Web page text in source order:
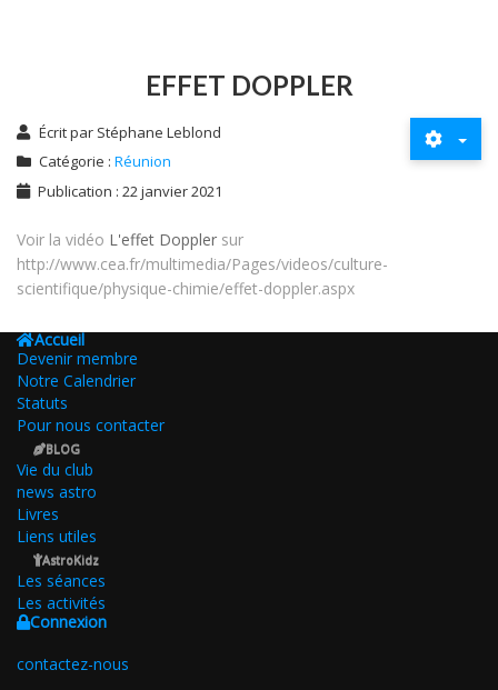
EFFET DOPPLER
Écrit par Stéphane Leblond
Catégorie : Réunion
Publication : 22 janvier 2021
Voir la vidéo L'effet Doppler sur
http://www.cea.fr/multimedia/Pages/videos/culture-
scientifique/physique-chimie/effet-doppler.aspx
Accueil
Devenir membre
Notre Calendrier
Statuts
Pour nous contacter
BLOG
Vie du club
news astro
Livres
Liens utiles
AstroKidz
Les séances
Les activités
Connexion
contactez-nous